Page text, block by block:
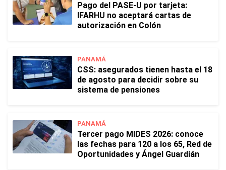
Pago del PASE-U por tarjeta:
IFARHU no aceptará cartas de
autorización en Colón
PANAMÁ
CSS: asegurados tienen hasta el 18
de agosto para decidir sobre su
sistema de pensiones
PANAMÁ
Tercer pago MIDES 2026: conoce
las fechas para 120 a los 65, Red de
Oportunidades y Ángel Guardián